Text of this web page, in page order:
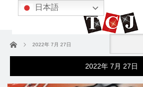
ホーム 2022年 7月 27日
2022年 7月 27日
日本語